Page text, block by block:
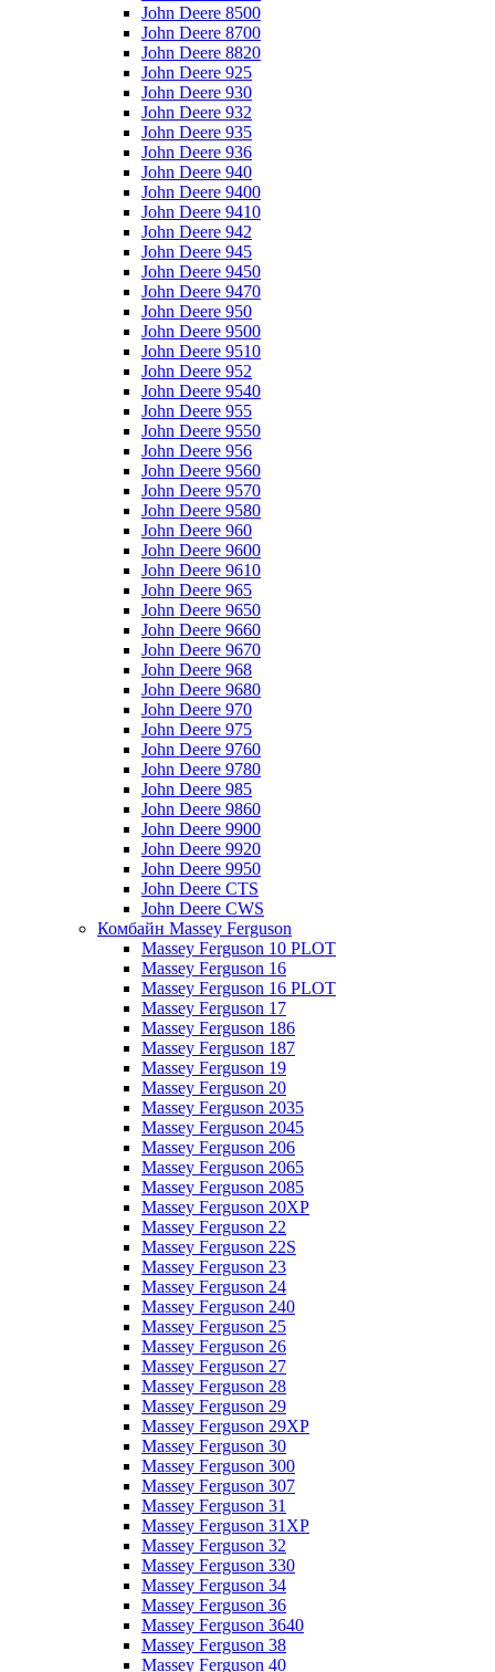
John Deere 8500
John Deere 8700
John Deere 8820
John Deere 925
John Deere 930
John Deere 932
John Deere 935
John Deere 936
John Deere 940
John Deere 9400
John Deere 9410
John Deere 942
John Deere 945
John Deere 9450
John Deere 9470
John Deere 950
John Deere 9500
John Deere 9510
John Deere 952
John Deere 9540
John Deere 955
John Deere 9550
John Deere 956
John Deere 9560
John Deere 9570
John Deere 9580
John Deere 960
John Deere 9600
John Deere 9610
John Deere 965
John Deere 9650
John Deere 9660
John Deere 9670
John Deere 968
John Deere 9680
John Deere 970
John Deere 975
John Deere 9760
John Deere 9780
John Deere 985
John Deere 9860
John Deere 9900
John Deere 9920
John Deere 9950
John Deere CTS
John Deere CWS
Комбайн Massey Ferguson
Massey Ferguson 10 PLOT
Massey Ferguson 16
Massey Ferguson 16 PLOT
Massey Ferguson 17
Massey Ferguson 186
Massey Ferguson 187
Massey Ferguson 19
Massey Ferguson 20
Massey Ferguson 2035
Massey Ferguson 2045
Massey Ferguson 206
Massey Ferguson 2065
Massey Ferguson 2085
Massey Ferguson 20XP
Massey Ferguson 22
Massey Ferguson 22S
Massey Ferguson 23
Massey Ferguson 24
Massey Ferguson 240
Massey Ferguson 25
Massey Ferguson 26
Massey Ferguson 27
Massey Ferguson 28
Massey Ferguson 29
Massey Ferguson 29XP
Massey Ferguson 30
Massey Ferguson 300
Massey Ferguson 307
Massey Ferguson 31
Massey Ferguson 31XP
Massey Ferguson 32
Massey Ferguson 330
Massey Ferguson 34
Massey Ferguson 36
Massey Ferguson 3640
Massey Ferguson 38
Massey Ferguson 40